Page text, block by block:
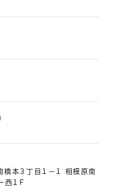
本３丁目１－１ 相模原南
西１Ｆ